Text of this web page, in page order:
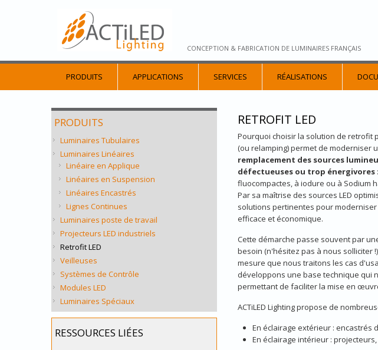
CONCEPTION & FABRICATION DE LUMINAIRES FRANÇAIS
PRODUITS APPLICATIONS SERVICES RÉALISATIONS
RETROFIT LED
Pourquoi choisir la solution de retrofit
(ou relamping) permet de moderniser
remplacement des sources
défectueuses ou trop énergivores
fluocompactes, à iodure ou à Sodium
Par sa maîtrise des sources LED
solutions pertinentes pour
efficace et économique.
Cette démarche passe souvent par
besoin (n'hésitez pas à nous solliciter
mesure que nous traitons les cas
développons une base technique qui
permettant de faciliter la mise en
ACTiLED Lighting propose de
En éclairage extérieur : encastrés
En éclairage intérieur :
PRODUITS
Luminaires Tubulaires
Luminaires Linéaires
Linéaire en Applique
Linéaires en Suspension
Linéaires Encastrés
Lignes Continues
Luminaires poste de travail
Projecteurs LED industriels
Retrofit LED
Veilleuses
Systèmes de Contrôle
Modules LED
Luminaires Spéciaux
RESSOURCES LIÉES